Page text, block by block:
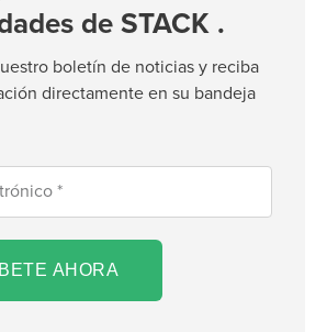
de STACK .
boletín de noticias y reciba
directamente en su bandeja
AHORA